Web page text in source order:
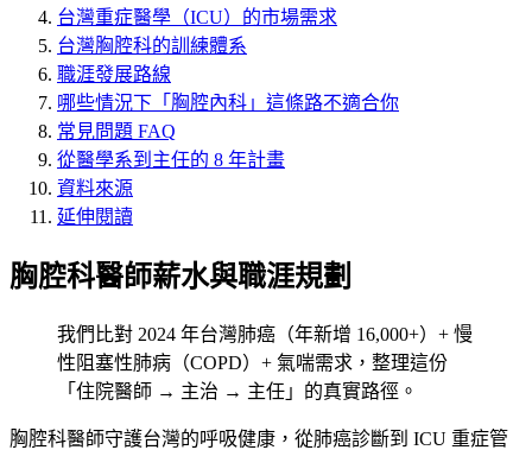
台灣重症醫學（ICU）的市場需求
台灣胸腔科的訓練體系
職涯發展路線
哪些情況下「胸腔內科」這條路不適合你
常見問題 FAQ
從醫學系到主任的 8 年計畫
資料來源
延伸閱讀
胸腔科醫師薪水與職涯規劃
我們比對 2024 年台灣肺癌（年新增 16,000+）+ 慢
性阻塞性肺病（COPD）+ 氣喘需求，整理這份
「住院醫師 → 主治 → 主任」的真實路徑。
胸腔科醫師守護台灣的呼吸健康，從肺癌診斷到 ICU 重症管